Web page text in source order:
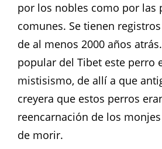
por los nobles como por las
comunes. Se tienen
de al menos 2000 años
popular del Tibet este perro
mistisismo, de allí a que
creyera que estos perros
reencarnación de los
de morir.